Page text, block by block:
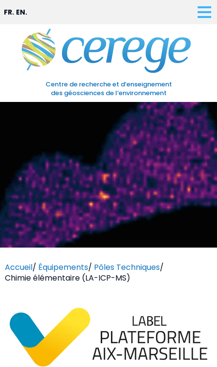
Centre de recherche et d’enseignement
des géosciences de l’environnement
FR. EN.
Accueil/ Équipements/ Pôles Techniques/
Chimie élémentaire (LA-ICP-MS)